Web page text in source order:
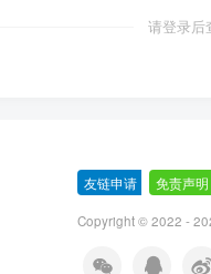
请登录后
友链申请 免责声明
Copyright © 2022 -